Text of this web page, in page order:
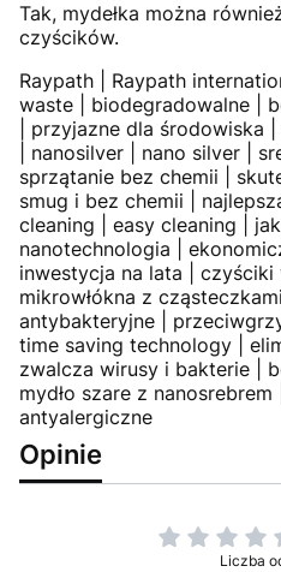
Tak, mydełka można
czyścików.
Raypath | Raypath
waste | biodegradowalne |
| przyjazne dla środowiska
| nanosilver | nano silver |
sprzątanie bez chemii |
smug i bez chemii |
cleaning | easy cleaning |
nanotechnologia |
inwestycja na lata | czyściki
mikrowłókna z
antybakteryjne |
time saving technology |
zwalcza wirusy i bakterie |
mydło szare z nanosrebrem
antyalergiczne
Opinie
Liczba